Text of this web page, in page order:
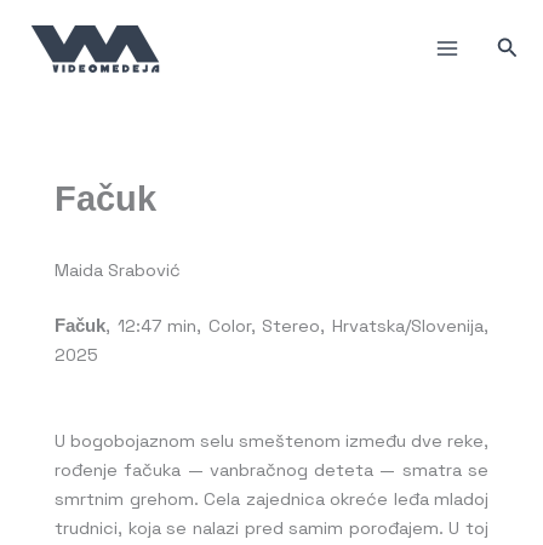
садржај
Fačuk
Maida Srabović
Fačuk, 12:47 min, Color, Stereo, Hrvatska/Slovenija,
2025
U bogobojaznom selu smeštenom između dve reke,
rođenje fačuka — vanbračnog deteta — smatra se
smrtnim grehom. Cela zajednica okreće leđa mladoj
trudnici, koja se nalazi pred samim porođajem. U toj